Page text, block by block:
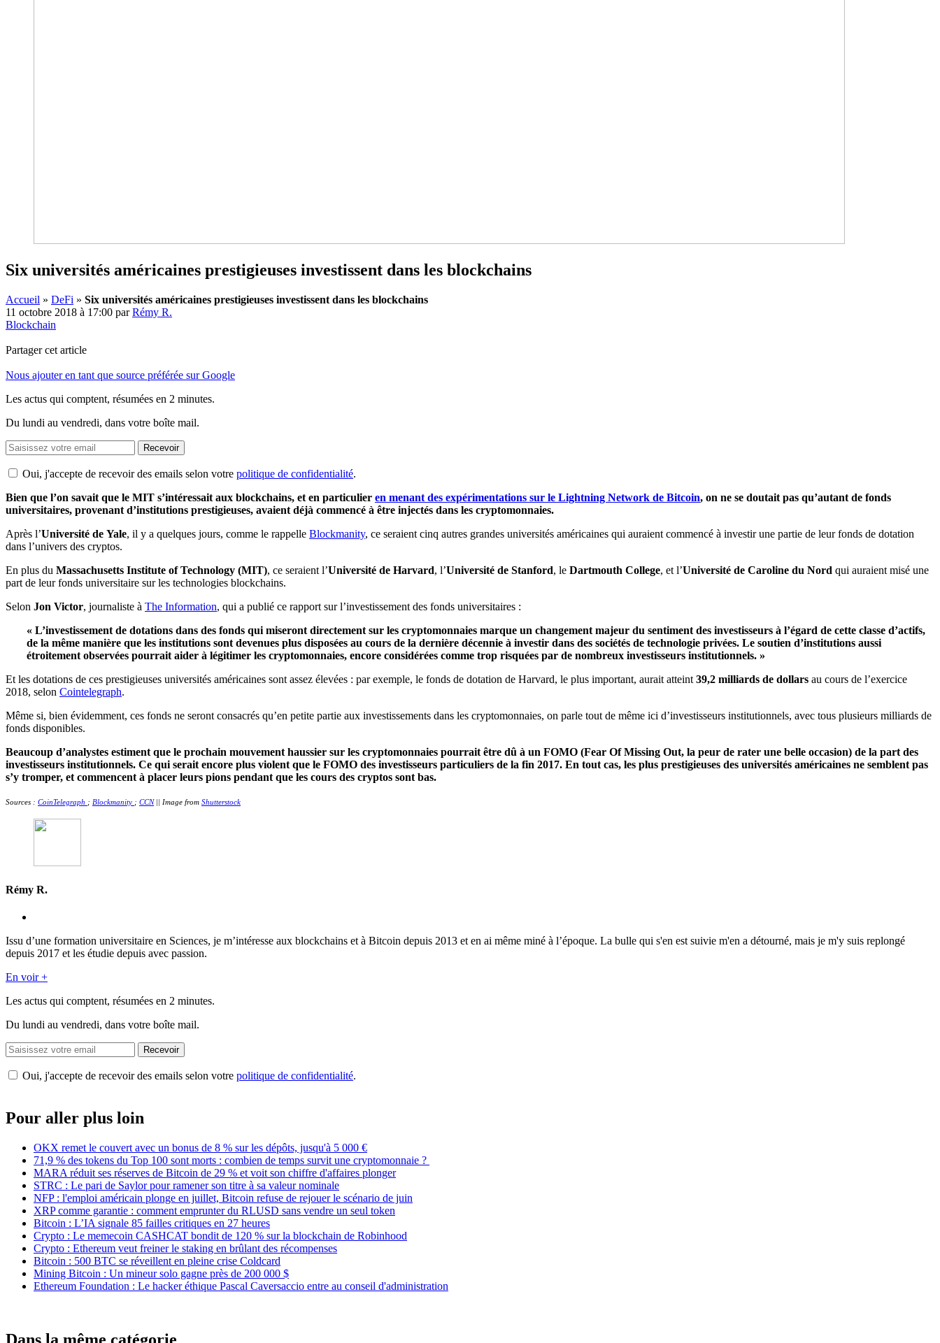
Six universités américaines prestigieuses investissent dans les blockchains
Accueil » DeFi » Six universités américaines prestigieuses investissent dans les blockchains
11 octobre 2018 à 17:00 parRémy R.
Blockchain
Partager cet article
Nous ajouter en tant que source préférée sur Google
Les actus qui comptent, résumées en 2 minutes.
Du lundi au vendredi, dans votre boîte mail.
Recevoir
Oui, j'accepte de recevoir des emails selon votre politique de confidentialité.
Bien que l’on savait que le MIT s’intéressait aux blockchains, et en particulier en menant des expérimentations sur le Lightning Network de Bitcoin, on ne se doutait pas qu’autant de fonds
universitaires, provenant d’institutions prestigieuses, avaient déjà commencé à être injectés dans les cryptomonnaies.
Après l’Université de Yale, il y a quelques jours, comme le rappelle Blockmanity, ce seraient cinq autres grandes universités américaines qui auraient commencé à investir une partie de leur fonds de dotation
dans l’univers des cryptos.
En plus du Massachusetts Institute of Technology (MIT), ce seraient l’Université de Harvard, l’Université de Stanford, le Dartmouth College, et l’Université de Caroline du Nord qui auraient misé une
part de leur fonds universitaire sur les technologies blockchains.
Selon Jon Victor, journaliste à The Information, qui a publié ce rapport sur l’investissement des fonds universitaires :
« L’investissement de dotations dans des fonds qui miseront directement sur les cryptomonnaies marque un changement majeur du sentiment des investisseurs à l’égard de cette classe d’actifs,
de la même manière que les institutions sont devenues plus disposées au cours de la dernière décennie à investir dans des sociétés de technologie privées. Le soutien d’institutions aussi
étroitement observées pourrait aider à légitimer les cryptomonnaies, encore considérées comme trop risquées par de nombreux investisseurs institutionnels. »
Et les dotations de ces prestigieuses universités américaines sont assez élevées : par exemple, le fonds de dotation de Harvard, le plus important, aurait atteint 39,2 milliards de dollars au cours de l’exercice
2018, selon Cointelegraph.
Même si, bien évidemment, ces fonds ne seront consacrés qu’en petite partie aux investissements dans les cryptomonnaies, on parle tout de même ici d’investisseurs institutionnels, avec tous plusieurs milliards de
fonds disponibles.
Beaucoup d’analystes estiment que le prochain mouvement haussier sur les cryptomonnaies pourrait être dû à un FOMO (Fear Of Missing Out, la peur de rater une belle occasion) de la part des
investisseurs institutionnels. Ce qui serait encore plus violent que le FOMO des investisseurs particuliers de la fin 2017. En tout cas, les plus prestigieuses des universités américaines ne semblent pas
s’y tromper, et commencent à placer leurs pions pendant que les cours des cryptos sont bas.
Sources : CoinTelegraph ; Blockmanity ; CCN|| Image from Shutterstock
Rémy R.
Issu d’une formation universitaire en Sciences, je m’intéresse aux blockchains et à Bitcoin depuis 2013 et en ai même miné à l’époque. La bulle qui s'en est suivie m'en a détourné, mais je m'y suis replongé
depuis 2017 et les étudie depuis avec passion.
En voir +
Les actus qui comptent, résumées en 2 minutes.
Du lundi au vendredi, dans votre boîte mail.
Recevoir
Oui, j'accepte de recevoir des emails selon votre politique de confidentialité.
Pour aller plus loin
OKX remet le couvert avec un bonus de 8 % sur les dépôts, jusqu'à 5 000 €
71,9 % des tokens du Top 100 sont morts : combien de temps survit une cryptomonnaie ?
MARA réduit ses réserves de Bitcoin de 29 % et voit son chiffre d'affaires plonger
STRC : Le pari de Saylor pour ramener son titre à sa valeur nominale
NFP : l'emploi américain plonge en juillet, Bitcoin refuse de rejouer le scénario de juin
XRP comme garantie : comment emprunter du RLUSD sans vendre un seul token
Bitcoin : L’IA signale 85 failles critiques en 27 heures
Crypto : Le memecoin CASHCAT bondit de 120 % sur la blockchain de Robinhood
Crypto : Ethereum veut freiner le staking en brûlant des récompenses
Bitcoin : 500 BTC se réveillent en pleine crise Coldcard
Mining Bitcoin : Un mineur solo gagne près de 200 000 $
Ethereum Foundation : Le hacker éthique Pascal Caversaccio entre au conseil d'administration